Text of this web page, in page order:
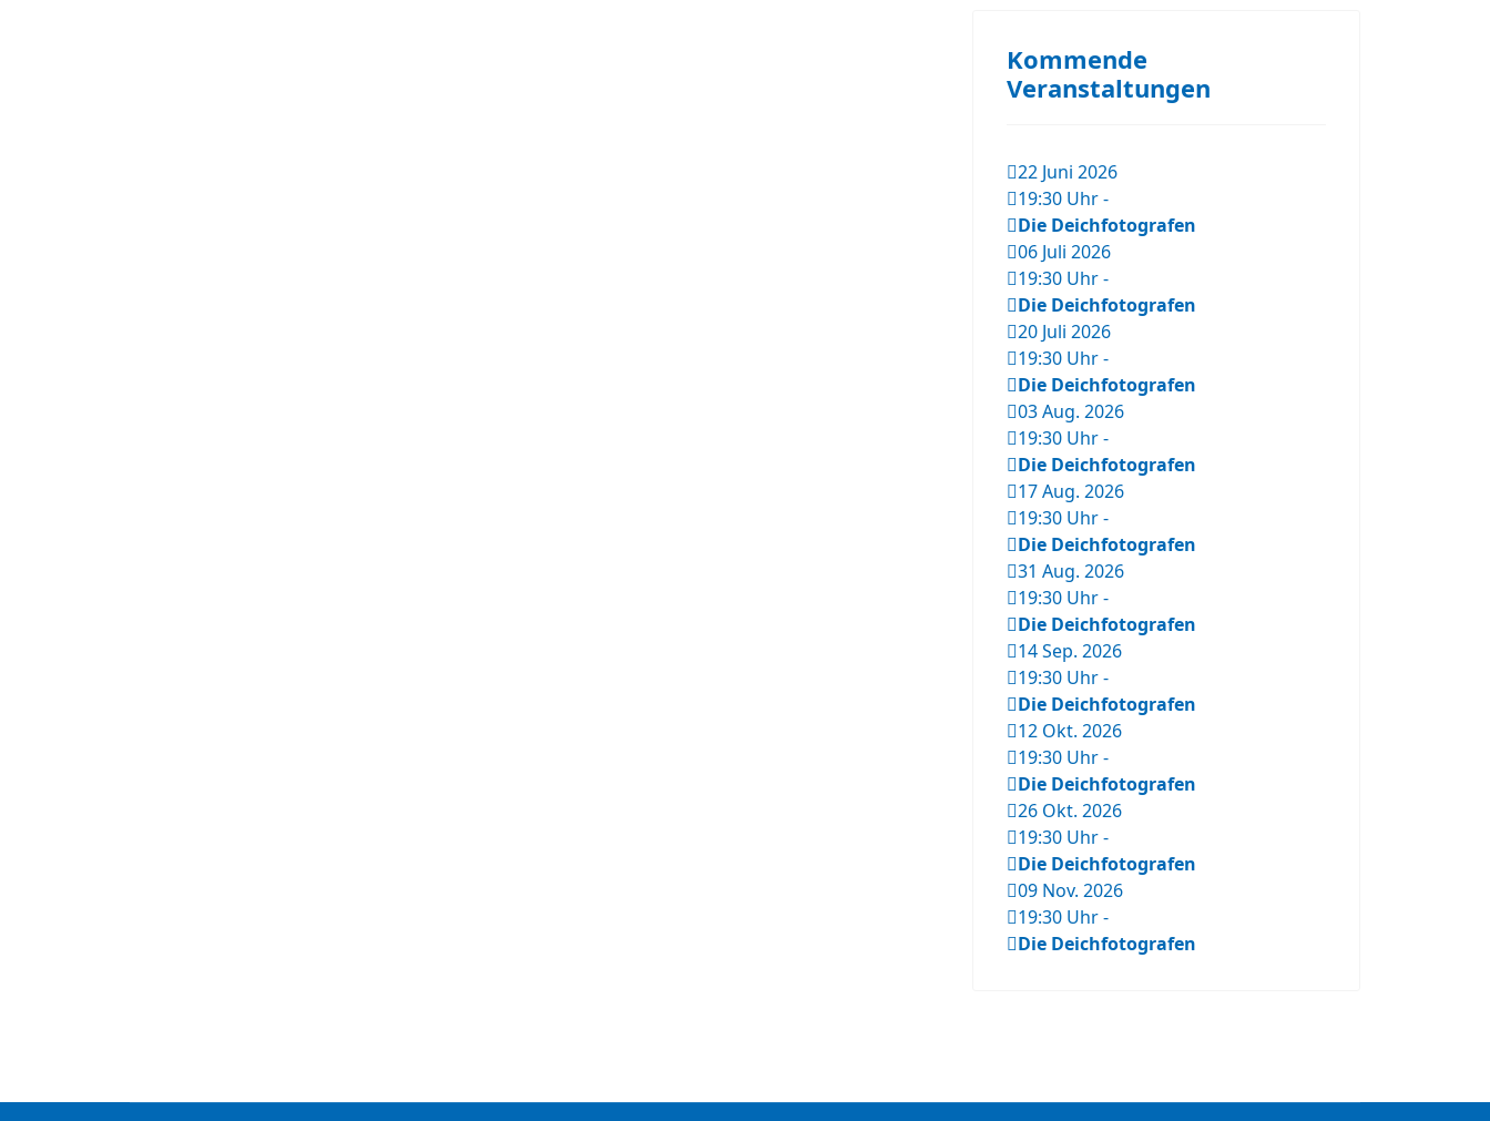
Kommende
Veranstaltungen
22 Juni 2026
19:30 Uhr-
Die Deichfotografen
06 Juli 2026
19:30 Uhr-
Die Deichfotografen
20 Juli 2026
19:30 Uhr-
Die Deichfotografen
03 Aug. 2026
19:30 Uhr-
Die Deichfotografen
17 Aug. 2026
19:30 Uhr-
Die Deichfotografen
31 Aug. 2026
19:30 Uhr-
Die Deichfotografen
14 Sep. 2026
19:30 Uhr-
Die Deichfotografen
12 Okt. 2026
19:30 Uhr-
Die Deichfotografen
26 Okt. 2026
19:30 Uhr-
Die Deichfotografen
09 Nov. 2026
19:30 Uhr-
Die Deichfotografen